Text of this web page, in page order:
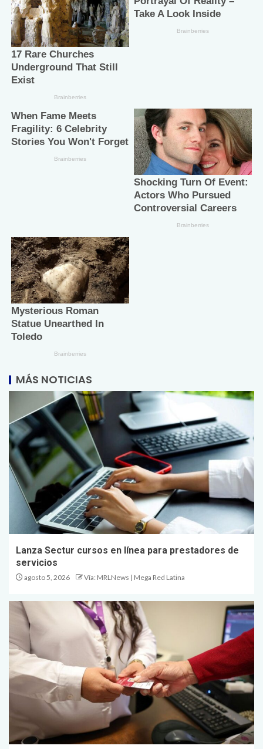
MÁS NOTICIAS
Lanza Sectur cursos en línea para prestadores de
servicios
agosto 5, 2026 Vía: MRLNews | Mega Red Latina